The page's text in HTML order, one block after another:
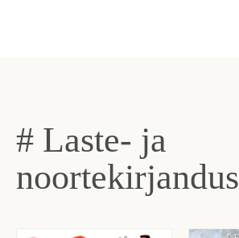
# Laste- ja
noortekirjandus